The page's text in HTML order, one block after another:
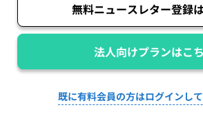
無料ニュースレター登録
法人向けプランはこ
既に有料会員の方はログインし